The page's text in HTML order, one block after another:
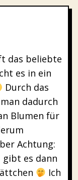
das beliebte
es in ein
Durch das
dadurch
Blumen für
Achtung:
gibt es dann
Ich